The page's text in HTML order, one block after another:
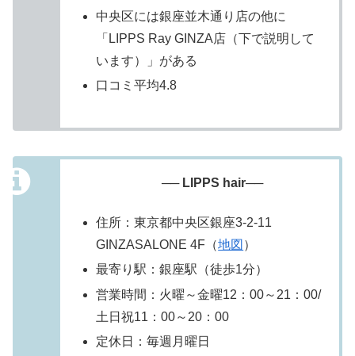
中央区には銀座並木通り店の他に
「LIPPS Ray GINZA店（下で説明して
います）」がある
口コミ平均4.8
── LIPPS hair──
住所：東京都中央区銀座3-2-11
GINZASALONE 4F（地図 ）
最寄り駅：銀座駅（徒歩1分）
営業時間：火曜～金曜12：00～21：00/
土日祝11：00～20：00
定休日：毎週月曜日